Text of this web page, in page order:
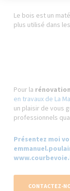
Le bois est un
plus utilisé dans
Pour la
en travaux de La
un plaisir de vous
professionnels
Présentez moi
CONTACTEZ-